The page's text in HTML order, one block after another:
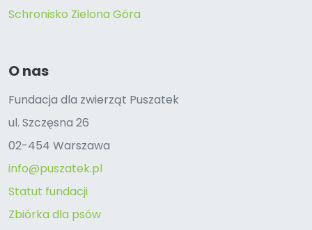
Schronisko Zielona Góra
O nas
Fundacja dla zwierząt Puszatek
ul. Szczęsna 26
02-454 Warszawa
info@puszatek.pl
Statut fundacji
Zbiórka dla psów